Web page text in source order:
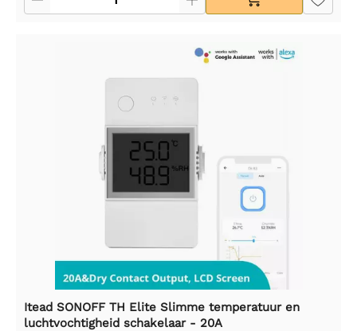
Itead SONOFF TH Elite Slimme temperatuur en
luchtvochtigheid schakelaar - 20A